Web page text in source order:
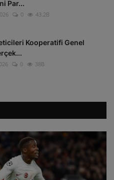
Par...
0 43.2B
Kooperatifi Genel
0 38B